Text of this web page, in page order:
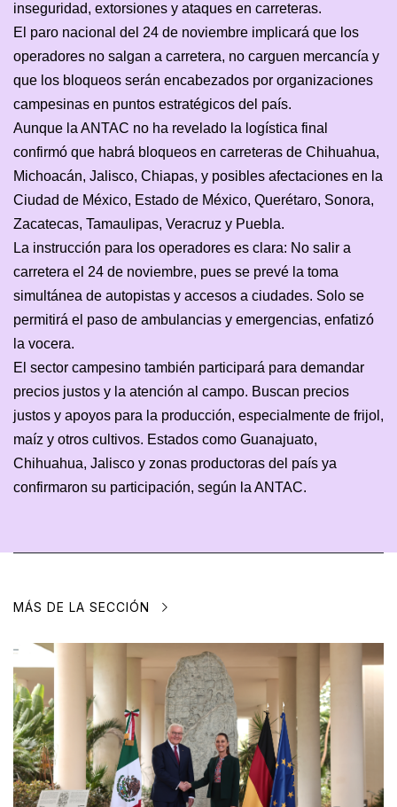
inseguridad, extorsiones y ataques en carreteras.
El paro nacional del 24 de noviembre implicará que los
operadores no salgan a carretera, no carguen mercancía y
que los bloqueos serán encabezados por organizaciones
campesinas en puntos estratégicos del país.
Aunque la ANTAC no ha revelado la logística final
confirmó que habrá bloqueos en carreteras de Chihuahua,
Michoacán, Jalisco, Chiapas, y posibles afectaciones en la
Ciudad de México, Estado de México, Querétaro, Sonora,
Zacatecas, Tamaulipas, Veracruz y Puebla.
La instrucción para los operadores es clara: No salir a
carretera el 24 de noviembre, pues se prevé la toma
simultánea de autopistas y accesos a ciudades. Solo se
permitirá el paso de ambulancias y emergencias, enfatizó
la vocera.
El sector campesino también participará para demandar
precios justos y la atención al campo. Buscan precios
justos y apoyos para la producción, especialmente de frijol,
maíz y otros cultivos. Estados como Guanajuato,
Chihuahua, Jalisco y zonas productoras del país ya
confirmaron su participación, según la ANTAC.
MÁS DE LA SECCIÓN